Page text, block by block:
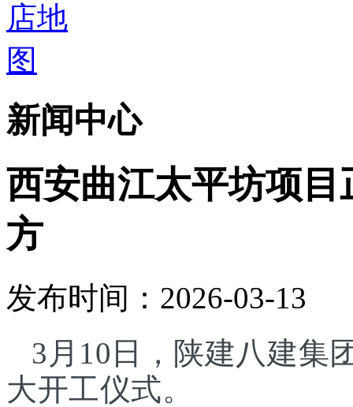
新闻中心
西安曲江太平坊项目
方
发布时间：2026-03-13
3月10日，陕建八建集
大开工仪式。